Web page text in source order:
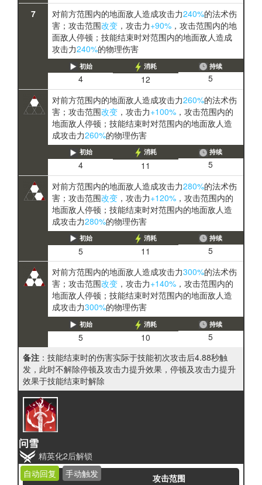
7
对前方范围内的地面敌人造成攻击力240%的法术伤
害；攻击范围改变 ，攻击力+90% ，攻击范围内的地
面敌人停顿；技能结束时对范围内的地面敌人造成
攻击力240%的物理伤害
初始
4
消耗
12
持续
5
对前方范围内的地面敌人造成攻击力260%的法术伤
害；攻击范围改变 ，攻击力+100% ，攻击范围内的
地面敌人停顿；技能结束时对范围内的地面敌人造
成攻击力260%的物理伤害
初始
4
消耗
11
持续
5
对前方范围内的地面敌人造成攻击力280%的法术伤
害；攻击范围改变 ，攻击力+120% ，攻击范围内的
地面敌人停顿；技能结束时对范围内的地面敌人造
成攻击力280%的物理伤害
初始
5
消耗
11
持续
5
对前方范围内的地面敌人造成攻击力300%的法术伤
害；攻击范围改变 ，攻击力+140% ，攻击范围内的
地面敌人停顿；技能结束时对范围内的地面敌人造
成攻击力300%的物理伤害
初始
5
消耗
10
持续
5
备注 ：技能结束时的伤害实际于技能初次攻击后4.88秒触
发，此时不解除停顿及攻击力提升效果，停顿及攻击力提升
效果于技能结束时解除
问雪
精英化2后解锁
自动回复
手动触发 攻击范围